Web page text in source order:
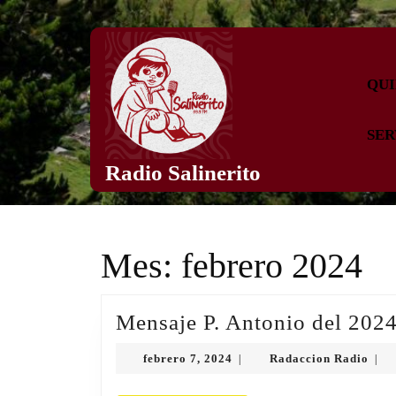
Skip
to
content
Radio Salinerito
Mes: febrero 2024
Mensaje P. Antonio del 2024
febrero 7, 2024 febreroRadaccion Radio